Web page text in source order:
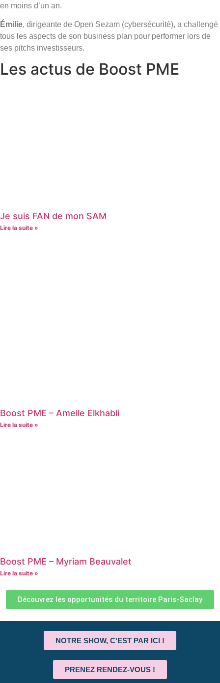
en moins d’un an.
Émilie, dirigeante de Open Sezam (cybersécurité), a challengé
tous les aspects de son business plan pour performer lors de
ses pitchs investisseurs.
Les actus de Boost PME
Je suis FAN de mon SAM
Lire la suite »
Boost PME – Amelle Elkhabli
Lire la suite »
Boost PME – Myriam Beauvalet
Lire la suite »
Découvrez les opportunités du territoire Paris-Saclay
NOTRE SHOW, C'EST PAR ICI !
PRENEZ RENDEZ-VOUS !